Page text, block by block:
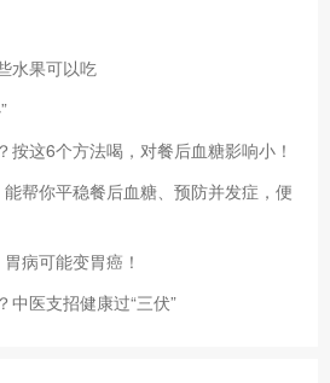
水果可以吃
按这6个方法喝，对餐后血糖影响小！
帮你平稳餐后血糖、预防并发症，便
病可能变胃癌！
中医支招健康过“三伏”